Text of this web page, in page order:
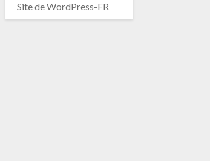
Site de WordPress-FR